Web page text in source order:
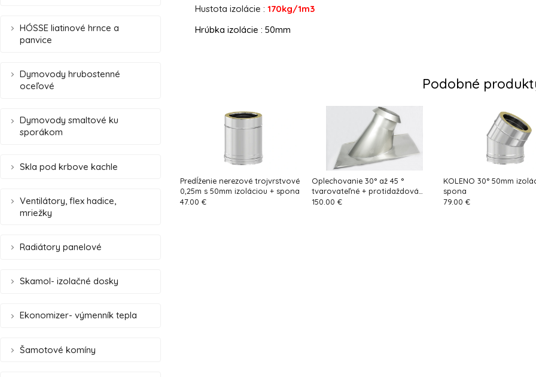
HÓSSE liatinové hrnce a
panvice
Dymovody hrubostenné
oceľové
Dymovody smaltové ku
sporákom
Skla pod krbove kachle
Ventilátory, flex hadice,
mriežky
Radiátory panelové
Skamol- izolačné dosky
Ekonomizer- výmenník tepla
Šamotové komíny
Hustota izolácie : 170kg/1m3
Hrúbka izolácie : 50mm
Podobné
Predĺženie nerezové trojvrstvové
0,25m s 50mm izoláciou + spona
47.00 €
Oplechovanie 30° až 45 °
tvarovateľné + protidaždová
manžeta
150.00 €
KOLENO 30° 50mm
spona
79.00 €